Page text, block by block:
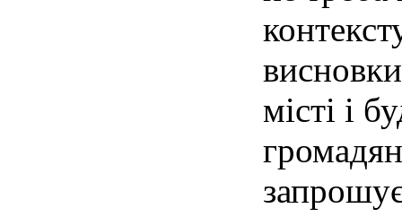
місті і